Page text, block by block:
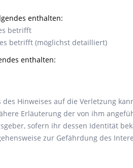
enthalten:
betrifft
betrifft (möglichst detailliert)
enthalten:
Hinweises auf die Verletzung
Erläuterung der von ihm
sofern ihr dessen Identität
zur Gefährdung des